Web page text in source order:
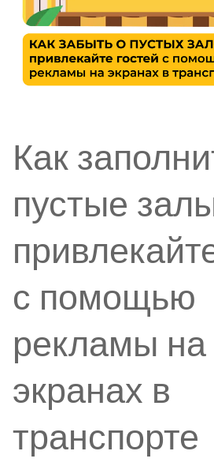
Как
пустые
с помощью
рекламы на
экранах в
транспорте